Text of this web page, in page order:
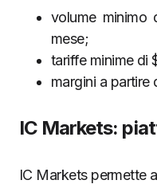
volume minimo
mese;
tariffe minime di
margini a partire
IC Markets:
IC Markets permette